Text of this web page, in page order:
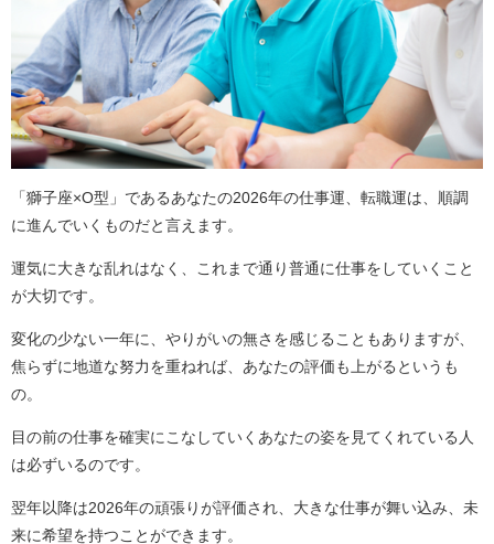
「獅子座×O型」であるあなたの2026年の仕事運、転職運は、順調
に進んでいくものだと言えます。
運気に大きな乱れはなく、これまで通り普通に仕事をしていくこと
が大切です。
変化の少ない一年に、やりがいの無さを感じることもありますが、
焦らずに地道な努力を重ねれば、あなたの評価も上がるというも
の。
目の前の仕事を確実にこなしていくあなたの姿を見てくれている人
は必ずいるのです。
翌年以降は2026年の頑張りが評価され、大きな仕事が舞い込み、未
来に希望を持つことができます。